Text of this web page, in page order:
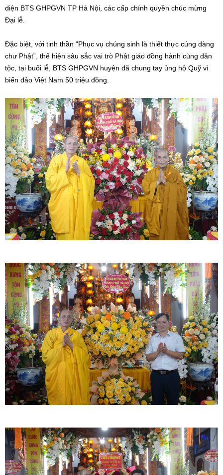
diện BTS GHPGVN TP Hà Nội, các cấp chính quyền chúc mừng
Đại lễ.
Đặc biệt, với tinh thần “Phục vụ chúng sinh là thiết thực cúng dàng
chư Phật”, thể hiện sâu sắc vai trò Phật giáo đồng hành cùng dân
tộc, tại buổi lễ, BTS GHPGVN huyện đã chung tay ủng hộ Quỹ vì
biển đảo Việt Nam 50 triệu đồng.